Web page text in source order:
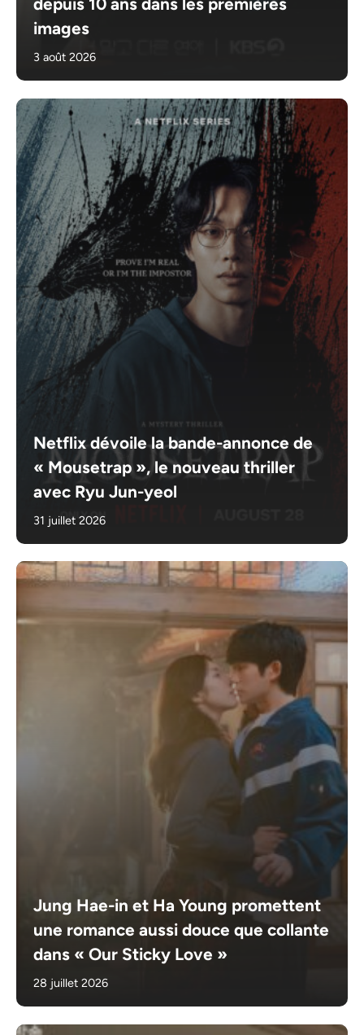
images
3 août 2026
Netflix dévoile la bande-annonce de
« Mousetrap », le nouveau thriller
avec Ryu Jun-yeol
31 juillet 2026
Jung Hae-in et Ha Young promettent
une romance aussi douce que collante
dans « Our Sticky Love »
28 juillet 2026